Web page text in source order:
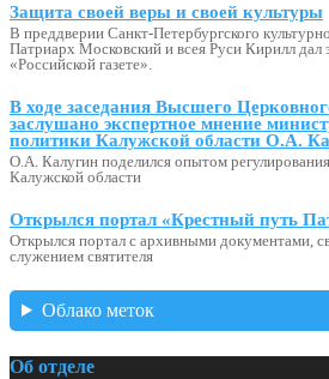
Защита своей веры и своей культуры
В преддверии Санкт-Петербургского
Патриарх Московский и всея Руси Кирилл дал
«Российской газете».
В ходе заседания Высшего
заслушано экспертное мнение
политики Калужской области О.А.
О.А. Калугин поделился опытом
Калужской области
Открылся портал «Крестный путь
Открылся портал с архивными документами,
служением святителя
Облако меток
Об отделе